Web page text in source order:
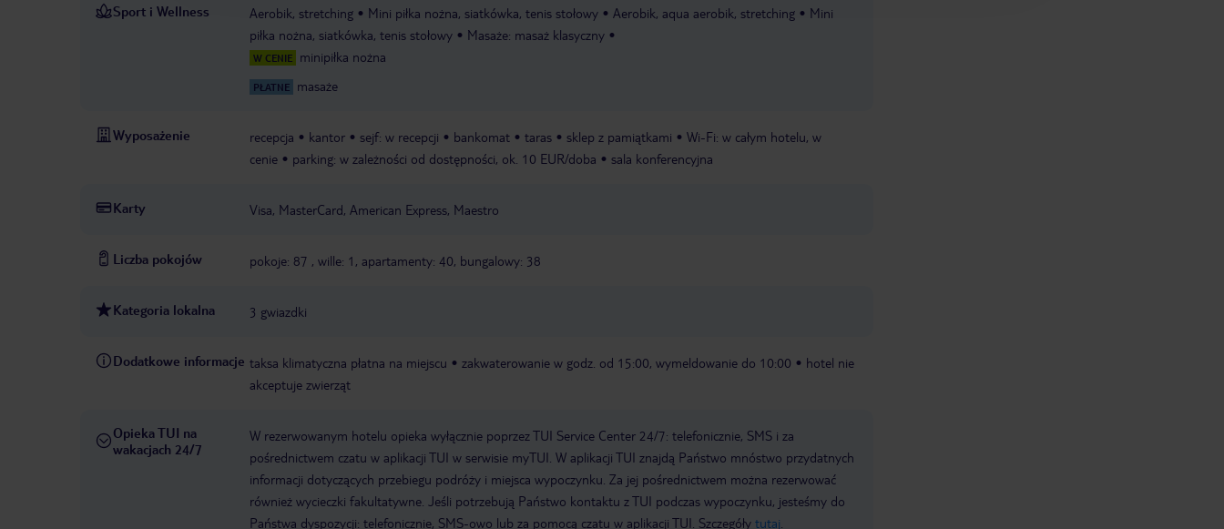
Sport i Wellness Aerobik, stretching Mini piłka nożna, siatkówka, tenis stołowy Aerobik, aqua aerobik, stretching
Mini
piłka nożna, siatkówka, tenis stołowy
Masaże: masaż klasyczny
W CENIE minipiłka nożna
PŁATNE masaże
Wyposażenie recepcja kantor sejf: w recepcji bankomat taras sklep z pamiątkami
Wi-Fi: w całym hotelu, w
cenie
parking: w zależności od dostępności, ok. 10 EUR/doba sala konferencyjna
Karty Visa, MasterCard, American Express, Maestro
Liczba pokojów pokoje: 87 , wille: 1, apartamenty: 40, bungalowy: 38
Kategoria lokalna 3 gwiazdki
Dodatkowe informacje taksa klimatyczna płatna na miejscu zakwaterowanie w godz. od 15:00, wymeldowanie do 10:00
hotel nie
akceptuje zwierząt
Opieka TUI na
wakacjach 24/7
W rezerwowanym hotelu opieka wyłącznie poprzez TUI Service Center 24/7: telefonicznie, SMS i za
pośrednictwem czatu w aplikacji TUI w serwisie myTUI. W aplikacji TUI znajdą Państwo mnóstwo przydatnych
informacji dotyczących przebiegu podróży i miejsca wypoczynku. Za jej pośrednictwem można rezerwować
również wycieczki fakultatywne. Jeśli potrzebują Państwo kontaktu z TUI podczas wypoczynku, jesteśmy do
Państwa dyspozycji: telefonicznie, SMS-owo lub za pomocą czatu w aplikacji TUI. Szczegóły tutaj